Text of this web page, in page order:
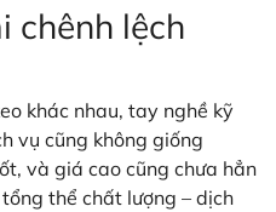
chênh lệch
khác nhau, tay nghề kỹ
vụ cũng không giống
và giá cao cũng chưa hẳn
thể chất lượng – dịch